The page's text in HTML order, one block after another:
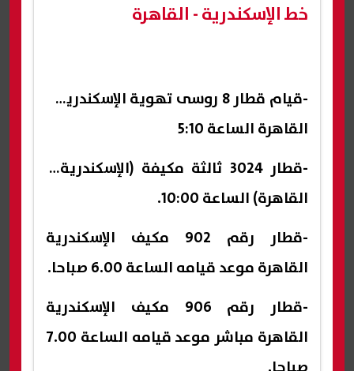
خط الإسكندرية - القاهرة
-قيام قطار 8 روسى تهوية الإسكندرية /
القاهرة الساعة 5:10
-قطار 3024 ثالثة مكيفة (الإسكندرية /
القاهرة) الساعة 10:00.
-قطار رقم 902 مكيف الإسكندرية
القاهرة موعد قيامه الساعة 6.00 صباحا.
-قطار رقم 906 مكيف الإسكندرية
القاهرة مباشر موعد قيامه الساعة 7.00